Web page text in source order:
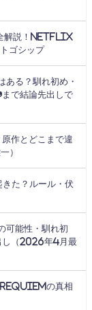
全解説！Netflix
ゴシップ
ある？馴れ初め・
で結論先出しで
作とどこまで違
）
た？ルール・伏
可能性・馴れ初
し（2026年4月最
の真相